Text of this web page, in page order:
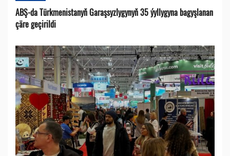
ABŞ-da Türkmenistanyň Garaşsyzlygynyň 35 ýyllygyna bagyşlanan
çäre geçirildi